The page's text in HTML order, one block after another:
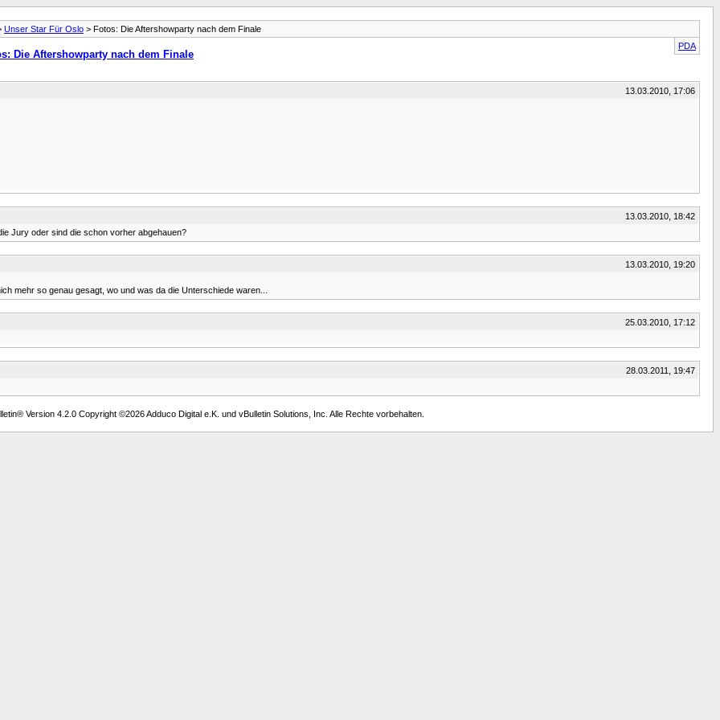
Unser Star Für Oslo > Fotos: Die Aftershowparty nach dem Finale
PDA
Die Aftershowparty nach dem Finale
13.03.2010, 17:06
13.03.2010, 18:42
Jury oder sind die schon vorher abgehauen?
13.03.2010, 19:20
mehr so genau gesagt, wo und was da die Unterschiede waren...
25.03.2010, 17:12
28.03.2011, 19:47
Version 4.2.0 Copyright ©2026 Adduco Digital e.K. und vBulletin Solutions, Inc. Alle Rechte vorbehalten.